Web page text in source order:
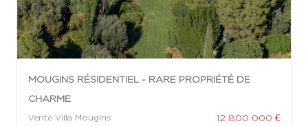
MOUGINS RÉSIDENTIEL - RARE PROPRIÉTÉ DE
CHARME
Vente Villa Mougins 12 800 000 €